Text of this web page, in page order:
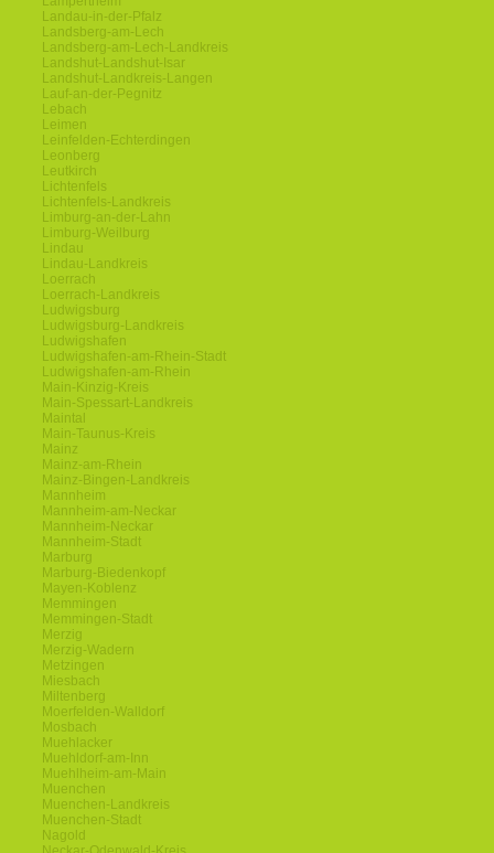
Landau-in-der-Pfalz
Landsberg-am-Lech
Landsberg-am-Lech-Landkreis
Landshut-Landshut-Isar
Landshut-Landkreis-Langen
Lauf-an-der-Pegnitz
Lebach
Leimen
Leinfelden-Echterdingen
Leonberg
Leutkirch
Lichtenfels
Lichtenfels-Landkreis
Limburg-an-der-Lahn
Limburg-Weilburg
Lindau
Lindau-Landkreis
Loerrach
Loerrach-Landkreis
Ludwigsburg
Ludwigsburg-Landkreis
Ludwigshafen
Ludwigshafen-am-Rhein-Stadt
Ludwigshafen-am-Rhein
Main-Kinzig-Kreis
Main-Spessart-Landkreis
Maintal
Main-Taunus-Kreis
Mainz
Mainz-am-Rhein
Mainz-Bingen-Landkreis
Mannheim
Mannheim-am-Neckar
Mannheim-Neckar
Mannheim-Stadt
Marburg
Marburg-Biedenkopf
Mayen-Koblenz
Memmingen
Memmingen-Stadt
Merzig
Merzig-Wadern
Metzingen
Miesbach
Miltenberg
Moerfelden-Walldorf
Mosbach
Muehlacker
Muehldorf-am-Inn
Muehlheim-am-Main
Muenchen
Muenchen-Landkreis
Muenchen-Stadt
Nagold